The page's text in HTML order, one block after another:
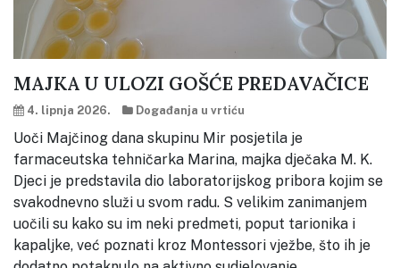
MAJKA U ULOZI GOŠĆE PREDAVAČICE
4. lipnja 2026. Događanja u vrtiću
Uoči Majčinog dana skupinu Mir posjetila je
farmaceutska tehničarka Marina, majka dječaka M. K.
Djeci je predstavila dio laboratorijskog pribora kojim se
svakodnevno služi u svom radu. S velikim zanimanjem
uočili su kako su im neki predmeti, poput tarionika i
kapaljke, već poznati kroz Montessori vježbe, što ih je